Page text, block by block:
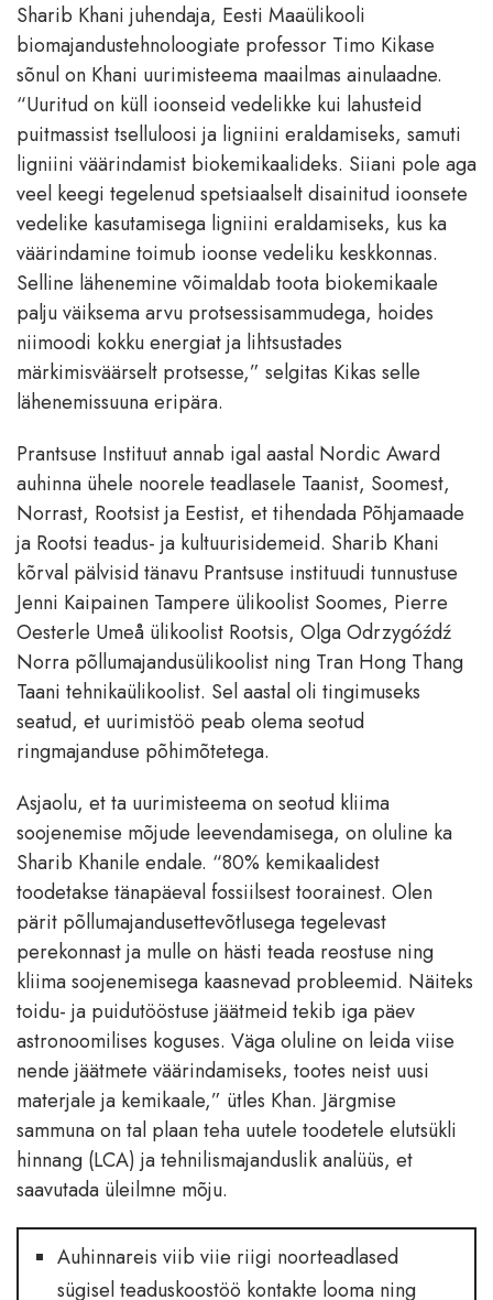
Sharib Khani juhendaja, Eesti Maaülikooli
biomajandustehnoloogiate professor Timo Kikase
sõnul on Khani uurimisteema maailmas ainulaadne.
“Uuritud on küll ioonseid vedelikke kui lahusteid
puitmassist tselluloosi ja ligniini eraldamiseks, samuti
ligniini väärindamist biokemikaalideks. Siiani pole aga
veel keegi tegelenud spetsiaalselt disainitud ioonsete
vedelike kasutamisega ligniini eraldamiseks, kus ka
väärindamine toimub ioonse vedeliku keskkonnas.
Selline lähenemine võimaldab toota biokemikaale
palju väiksema arvu protsessisammudega, hoides
niimoodi kokku energiat ja lihtsustades
märkimisväärselt protsesse,” selgitas Kikas selle
lähenemissuuna eripära.
Prantsuse Instituut annab igal aastal Nordic Award
auhinna ühele noorele teadlasele Taanist, Soomest,
Norrast, Rootsist ja Eestist, et tihendada Põhjamaade
ja Rootsi teadus- ja kultuurisidemeid. Sharib Khani
kõrval pälvisid tänavu Prantsuse instituudi tunnustuse
Jenni Kaipainen Tampere ülikoolist Soomes, Pierre
Oesterle Umeå ülikoolist Rootsis, Olga Odrzygóźdź
Norra põllumajandusülikoolist ning Tran Hong Thang
Taani tehnikaülikoolist. Sel aastal oli tingimuseks
seatud, et uurimistöö peab olema seotud
ringmajanduse põhimõtetega.
Asjaolu, et ta uurimisteema on seotud kliima
soojenemise mõjude leevendamisega, on oluline ka
Sharib Khanile endale. “80% kemikaalidest
toodetakse tänapäeval fossiilsest toorainest. Olen
pärit põllumajandusettevõtlusega tegelevast
perekonnast ja mulle on hästi teada reostuse ning
kliima soojenemisega kaasnevad probleemid. Näiteks
toidu- ja puidutööstuse jäätmeid tekib iga päev
astronoomilises koguses. Väga oluline on leida viise
nende jäätmete väärindamiseks, tootes neist uusi
materjale ja kemikaale,” ütles Khan. Järgmise
sammuna on tal plaan teha uutele toodetele elutsükli
hinnang (LCA) ja tehnilismajanduslik analüüs, et
saavutada üleilmne mõju.
Auhinnareis viib viie riigi noorteadlased
sügisel teaduskoostöö kontakte looma ning